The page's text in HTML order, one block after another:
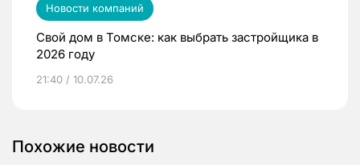
Новости компаний
Свой дом в Томске: как выбрать застройщика в
2026 году
21:40 / 10.07.26
Похожие новости